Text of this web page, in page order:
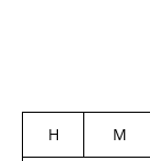
H M